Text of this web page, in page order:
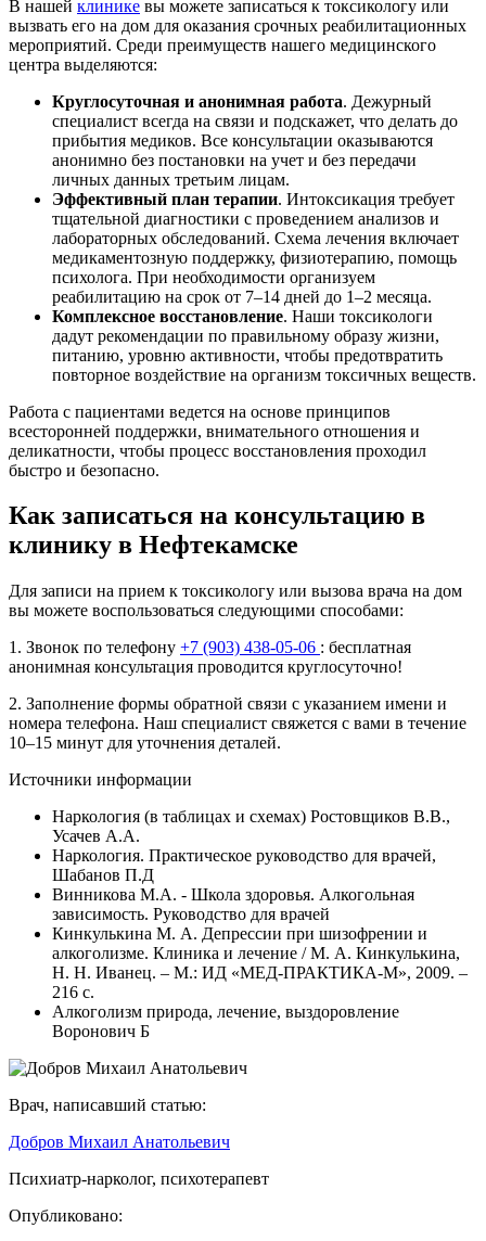
В нашей клинике вы можете записаться к токсикологу или
вызвать его на дом для оказания срочных реабилитационных
мероприятий. Среди преимуществ нашего медицинского
центра выделяются:
Круглосуточная и анонимная работа. Дежурный
специалист всегда на связи и подскажет, что делать до
прибытия медиков. Все консультации оказываются
анонимно без постановки на учет и без передачи
личных данных третьим лицам.
Эффективный план терапии. Интоксикация требует
тщательной диагностики с проведением анализов и
лабораторных обследований. Схема лечения включает
медикаментозную поддержку, физиотерапию, помощь
психолога. При необходимости организуем
реабилитацию на срок от 7–14 дней до 1–2 месяца.
Комплексное восстановление. Наши токсикологи
дадут рекомендации по правильному образу жизни,
питанию, уровню активности, чтобы предотвратить
повторное воздействие на организм токсичных веществ.
Работа с пациентами ведется на основе принципов
всесторонней поддержки, внимательного отношения и
деликатности, чтобы процесс восстановления проходил
быстро и безопасно.
Как записаться на консультацию в
клинику в Нефтекамске
Для записи на прием к токсикологу или вызова врача на дом
вы можете воспользоваться следующими способами:
1. Звонок по телефону +7 (903) 438-05-06 : бесплатная
анонимная консультация проводится круглосуточно!
2. Заполнение формы обратной связи с указанием имени и
номера телефона. Наш специалист свяжется с вами в течение
10–15 минут для уточнения деталей.
Источники информации
Наркология (в таблицах и схемах) Ростовщиков В.В.,
Усачев А.А.
Наркология. Практическое руководство для врачей,
Шабанов П.Д
Винникова М.А. - Школа здоровья. Алкогольная
зависимость. Руководство для врачей
Кинкулькина М. А. Депрессии при шизофрении и
алкоголизме. Клиника и лечение / М. А. Кинкулькина,
Н. Н. Иванец. – М.: ИД «МЕД-ПРАКТИКА-М», 2009. –
216 с.
Алкоголизм природа, лечение, выздоровление
Воронович Б
Врач, написавший статью:
Добров Михаил Анатольевич
Психиатр-нарколог, психотерапевт
Опубликовано: